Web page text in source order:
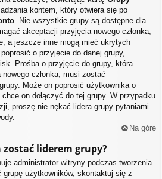
kontem, który otwiera się po
. Nie wszystkie grupy są dostępne dla
akceptacji przyjęcia nowego członka,
a jeszcze inne mogą mieć ukrytych
o przyjęcie do danej grupy,
Prośba o przyjęcie do grupy, która
członka, musi zostać
Może on poprosić użytkownika o
on dołączyć do tej grupy. W przypadku
proszę nie nękać lidera grupy pytaniami –
Na górę
liderem grupy?
administrator witryny podczas tworzenia
użytkowników, skontaktuj się z